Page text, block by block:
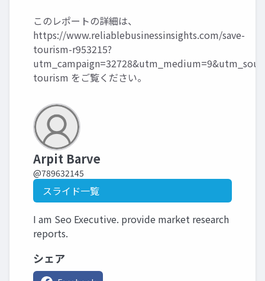
このレポートの詳細は、
https://www.reliablebusinessinsights.com/save-
tourism-r953215?
tourism をご覧ください。
Arpit Barve
@789632145
スライド一覧
I am Seo Executive. provide market research
reports.
シェア